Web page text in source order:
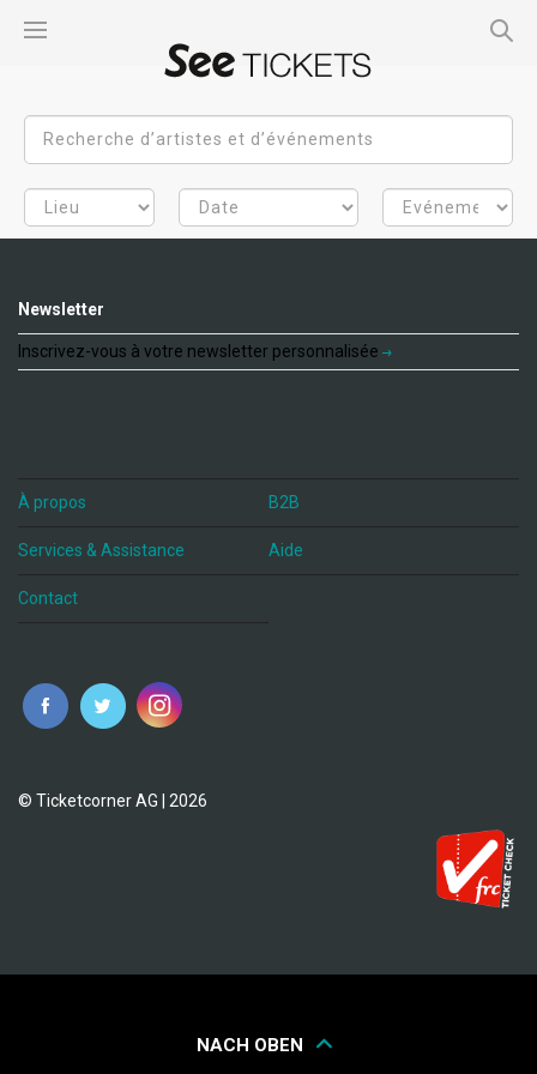
Newsletter
Inscrivez-vous à votre newsletter personnalisée
À propos B2B
Services & Assistance Aide
Contact
fr
© Ticketcorner AG | 2026
NACH OBEN